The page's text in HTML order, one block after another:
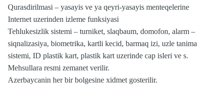
Qurasdirilmasi – yasayis ve ya qeyri-yasayis menteqelerine
Internet uzerinden izleme funksiyasi
Tehlukesizlik sistemi – turniket, slaqbaum, domofon, alarm –
siqnalizasiya, biometrika, kartli kecid, barmaq izi, uzle tanima
sistemi, ID plastik kart, plastik kart uzerinde cap isleri ve s.
Mehsullara resmi zemanet verilir.
Azerbaycanin her bir bolgesine xidmet gosterilir.